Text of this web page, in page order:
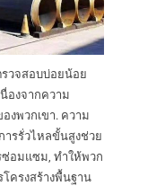
วจสอบบ่อยน้อย
องจากความ
งพวกเขา. ความ
ารรั่วไหลขั้นสูงช่วย
ซ่อมแซม, ทำให้พวก
โครงสร้างพื้นฐาน